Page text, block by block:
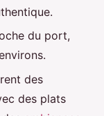
du port,
des
des plats